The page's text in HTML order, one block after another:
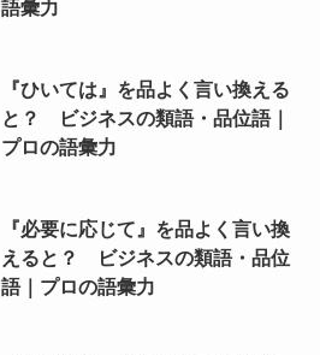
語彙力
『ひいては』を品よく言い換える
と？ ビジネスの類語・品位語｜
プロの語彙力
『必要に応じて』を品よく言い換
えると？ ビジネスの類語・品位
語｜プロの語彙力